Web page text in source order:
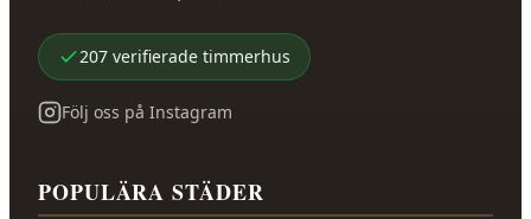
207 verifierade timmerhus
Följ oss på Instagram
POPULÄRA STÄDER